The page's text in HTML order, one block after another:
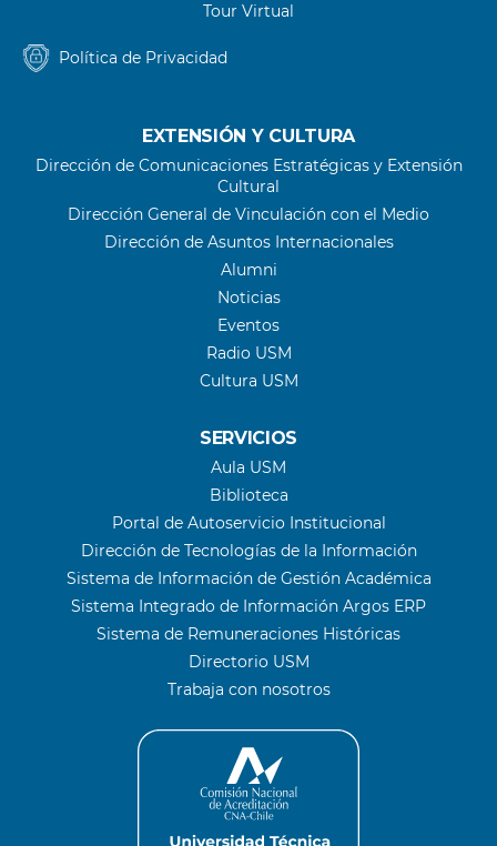
Tour Virtual
Política de Privacidad
EXTENSIÓN Y CULTURA
Dirección de Comunicaciones Estratégicas y Extensión
Cultural
Dirección General de Vinculación con el Medio
Dirección de Asuntos Internacionales
Alumni
Noticias
Eventos
Radio USM
Cultura USM
SERVICIOS
Aula USM
Biblioteca
Portal de Autoservicio Institucional
Dirección de Tecnologías de la Información
Sistema de Información de Gestión Académica
Sistema Integrado de Información Argos ERP
Sistema de Remuneraciones Históricas
Directorio USM
Trabaja con nosotros